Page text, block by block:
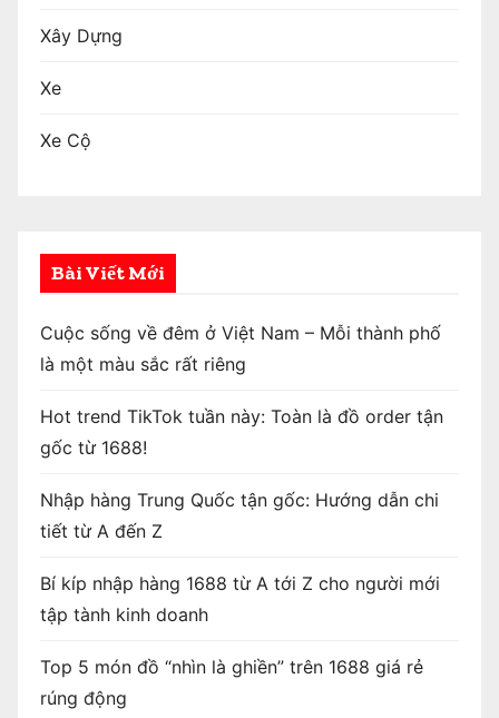
Xây Dựng
Xe
Xe Cộ
Bài Viết Mới
Cuộc sống về đêm ở Việt Nam – Mỗi thành phố
là một màu sắc rất riêng
Hot trend TikTok tuần này: Toàn là đồ order tận
gốc từ 1688!
Nhập hàng Trung Quốc tận gốc: Hướng dẫn chi
tiết từ A đến Z
Bí kíp nhập hàng 1688 từ A tới Z cho người mới
tập tành kinh doanh
Top 5 món đồ “nhìn là ghiền” trên 1688 giá rẻ
rúng động